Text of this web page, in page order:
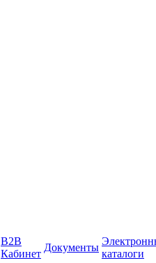
B2B
Кабинет
Документы
каталоги